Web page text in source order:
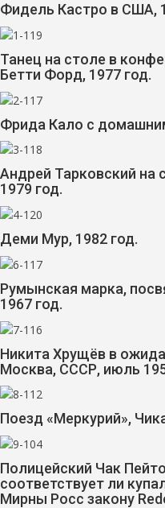
Фидель Кастро в США,
Танец на столе в
Бетти Форд, 1977 год.
Фрида Кало с
Андрей Тарковский на
1979 год.
Деми Мур, 1982 год.
Румынская марка,
1967 год.
Никита Хрущёв в
Москва, СССР, июль
Поезд «Меркурий»,
Полицейский Чак
соответствует ли
Мирны Росс закону